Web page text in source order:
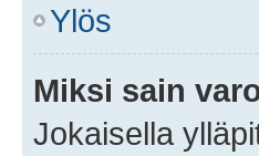
Ylös
Miksi sain
Jokaisella